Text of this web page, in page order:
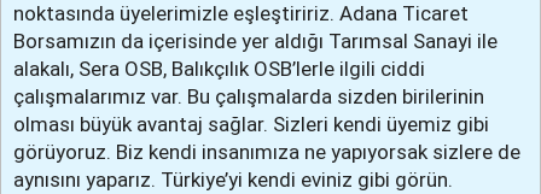
noktasında üyelerimizle eşleştiririz. Adana Ticaret
Borsamızın da içerisinde yer aldığı Tarımsal Sanayi ile
alakalı, Sera OSB, Balıkçılık OSB’lerle ilgili ciddi
çalışmalarımız var. Bu çalışmalarda sizden birilerinin
olması büyük avantaj sağlar. Sizleri kendi üyemiz gibi
görüyoruz. Biz kendi insanımıza ne yapıyorsak sizlere de
aynısını yaparız. Türkiye’yi kendi eviniz gibi görün.